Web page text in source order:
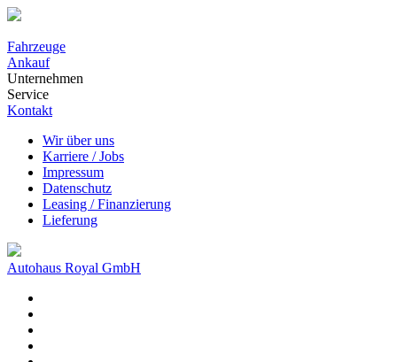
Fahrzeuge
Ankauf
Unternehmen
Service
Kontakt
Wir über uns
Karriere / Jobs
Impressum
Datenschutz
Leasing / Finanzierung
Lieferung
Autohaus Royal GmbH